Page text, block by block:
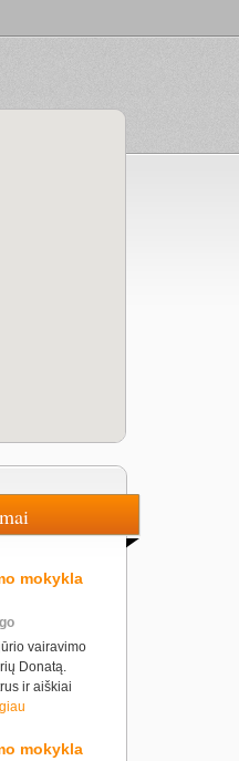
mokykla
vairavimo
Donatą.
ir aiškiai
mokykla